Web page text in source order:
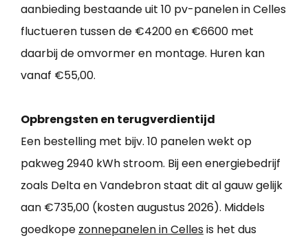
aanbieding bestaande uit 10 pv-panelen in Celles
fluctueren tussen de €4200 en €6600 met
daarbij de omvormer en montage. Huren kan
vanaf €55,00.
Opbrengsten en terugverdientijd
Een bestelling met bijv. 10 panelen wekt op
pakweg 2940 kWh stroom. Bij een energiebedrijf
zoals Delta en Vandebron staat dit al gauw gelijk
aan €735,00 (kosten augustus 2026). Middels
goedkope zonnepanelen in Cellesis het dus